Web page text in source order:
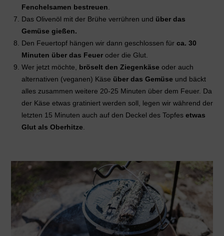
Fenchelsamen bestreuen
Das Olivenöl mit der Brühe verrühren und über das
Gemüse gießen.
Den Feuertopf hängen wir dann geschlossen fürca. 30
Minuten über das Feuer oder die Glut.
Wer jetzt möchte, bröselt den Ziegenkäse oder auch
alternativen (veganen) Käse über das Gemüse und bäckt
alles zusammen weitere 20-25 Minuten über dem Feuer. Da
der Käse etwas gratiniert werden soll, legen wir während der
letzten 15 Minuten auch auf den Deckel des Topfesetwas
Glut als Oberhitze